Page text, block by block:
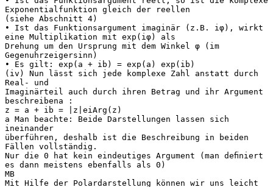
Exponentialfunktion gleich der reellen
(siehe Abschnitt 4)
• Ist das Funktionsargument imaginär (z.B. iφ), wirkt
eine Multiplikation mit exp(iφ) als
Drehung um den Ursprung mit dem Winkel φ (im
Gegenuhrzeigersinn)
• Es gilt: exp(a + ib) = exp(a) exp(ib)
(iv) Nun lässt sich jede komplexe Zahl anstatt durch
Real- und
Imaginärteil auch durch ihren Betrag und ihr Argument
beschreibena :
z = a + ib = |z|eiArg(z)
a Man beachte: Beide Darstellungen lassen sich
ineinander
überführen, deshalb ist die Beschreibung in beiden
Fällen vollständig.
Nur die 0 hat kein eindeutiges Argument (man deﬁniert
es dann meistens ebenfalls als 0)
MB
Mit Hilfe der Polardarstellung können wir uns leicht